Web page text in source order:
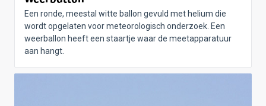
Een ronde, meestal witte ballon gevuld met helium die
wordt opgelaten voor meteorologisch onderzoek. Een
weerballon heeft een staartje waar de meetapparatuur
aan hangt.